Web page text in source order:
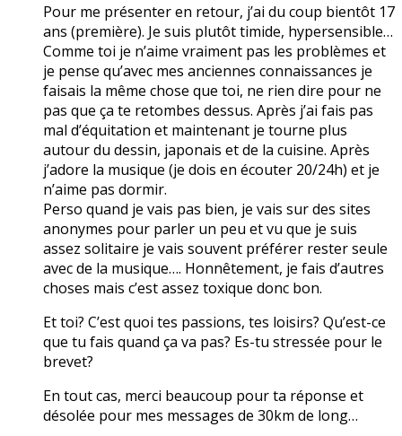
Pour me présenter en retour, j’ai du coup bientôt 17
ans (première). Je suis plutôt timide, hypersensible…
Comme toi je n’aime vraiment pas les problèmes et
je pense qu’avec mes anciennes connaissances je
faisais la même chose que toi, ne rien dire pour ne
pas que ça te retombes dessus. Après j’ai fais pas
mal d’équitation et maintenant je tourne plus
autour du dessin, japonais et de la cuisine. Après
j’adore la musique (je dois en écouter 20/24h) et je
n’aime pas dormir.
Perso quand je vais pas bien, je vais sur des sites
anonymes pour parler un peu et vu que je suis
assez solitaire je vais souvent préférer rester seule
avec de la musique…. Honnêtement, je fais d’autres
choses mais c’est assez toxique donc bon.
Et toi? C’est quoi tes passions, tes loisirs? Qu’est-ce
que tu fais quand ça va pas? Es-tu stressée pour le
brevet?
En tout cas, merci beaucoup pour ta réponse et
désolée pour mes messages de 30km de long…